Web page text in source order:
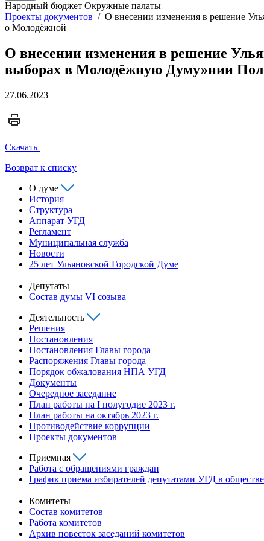
Народный бюджет Окружные палаты
Проекты документов / О внесении изменения в решение
о Молодёжной
О внесении изменения в решение
выборах в Молодёжную Думу»нии
27.06.2023
Скачать
Возврат к списку
О думе
История
Структура
Аппарат УГД
Регламент
Муниципальная служба
Новости
25 лет Ульяновской Городской Думе
Депутаты
Состав думы VI созыва
Деятельность
Решения
Постановления
Постановления Главы города
Распоряжения Главы города
Порядок обжалования НПА УГД
Документы
Очередное заседание
План работы на I полугодие 2023 г.
План работы на октябрь 2023 г.
Противодействие коррупции
Проекты документов
Приемная
Работа с обращениями граждан
График приема избирателей депутатами УГД в
Комитеты
Состав комитетов
Работа комитетов
Архив повесток заседаний комитетов